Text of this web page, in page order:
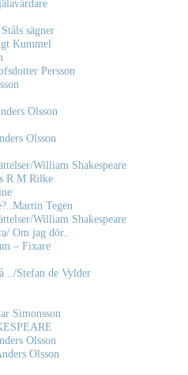
sägner
Kummel
Persson
Olsson
Olsson
William Shakespeare
R M Rilke
Tegen
William Shakespeare
Om jag dör..
– Fixare
../Stefan de Vylder
Simonsson
Olsson
Olsson